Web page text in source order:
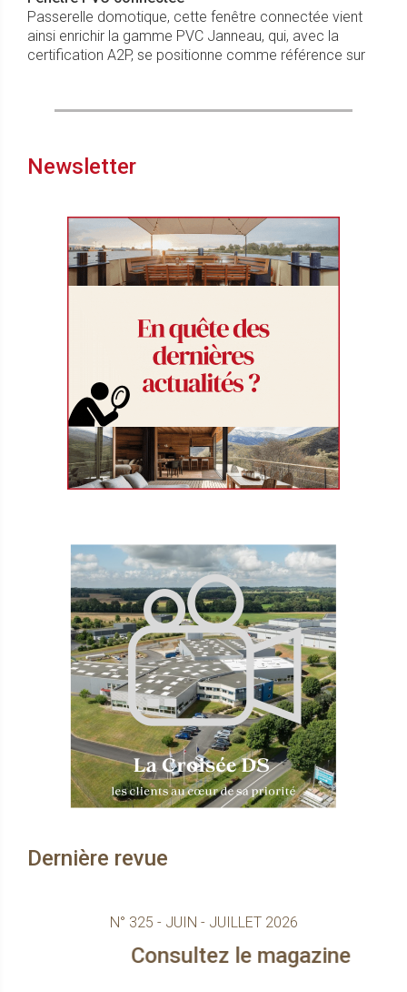
Passerelle domotique, cette fenêtre connectée vient
ainsi enrichir la gamme PVC Janneau, qui, avec la
certification A2P, se positionne comme référence sur
Newsletter
Dernière revue
N° 325 - JUIN - JUILLET 2026
Consultez le magazine